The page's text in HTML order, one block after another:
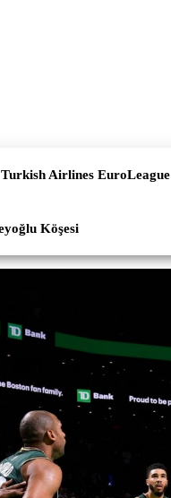
Turkish Airlines EuroLeague
Köşesi